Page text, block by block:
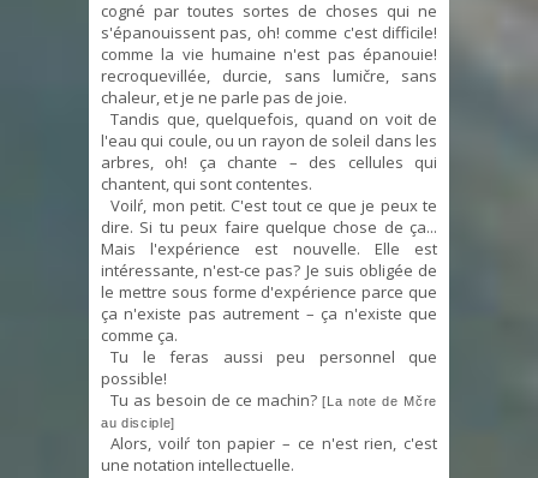
cogné par toutes sortes de choses qui ne
s'épanouissent pas, oh! comme c'est difficile!
comme la vie humaine n'est pas épanouie!
recroquevillée, durcie, sans lumičre, sans
chaleur, et je ne parle pas de joie.
Tandis que, quelquefois, quand on voit de
l'eau qui coule, ou un rayon de soleil dans les
arbres, oh! ça chante – des cellules qui
chantent, qui sont contentes.
Voilŕ, mon petit. C'est tout ce que je peux te
dire. Si tu peux faire quelque chose de ça...
Mais l'expérience est nouvelle. Elle est
intéressante, n'est-ce pas? Je suis obligée de
le mettre sous forme d'expérience parce que
ça n'existe pas autrement – ça n'existe que
comme ça.
Tu le feras aussi peu personnel que
possible!
Tu as besoin de ce machin?[La note de Mčre
au disciple]
Alors, voilŕ ton papier – ce n'est rien, c'est
une notation intellectuelle.